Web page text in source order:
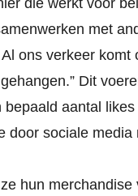
die werkt voor
met
ons verkeer
Dit
aantal
door sociale
hun